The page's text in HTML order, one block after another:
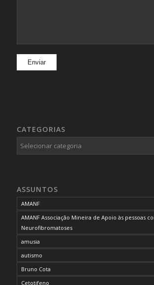
CATEGORIAS
Categorias
ASSUNTOS
AMANF
AMANF Associação Mineira de Apoio às pessoas
Neurofibromatoses
amusia
autismo
Bruno Cota
Cetotifeno